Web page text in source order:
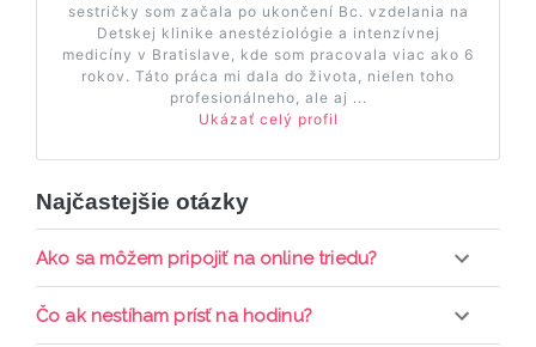
sestričky som začala po ukončení Bc. vzdelania na
Detskej klinike anestéziológie a intenzívnej
medicíny v Bratislave, kde som pracovala viac ako 6
rokov. Táto práca mi dala do života, nielen toho
profesionálneho, ale aj ...
Ukázať celý profil
Najčastejšie otázky
Ako sa môžem pripojiť na online triedu?
Pripojenie do online triedy prebieha priamo cez
Čo ak nestíham prísť na hodinu?